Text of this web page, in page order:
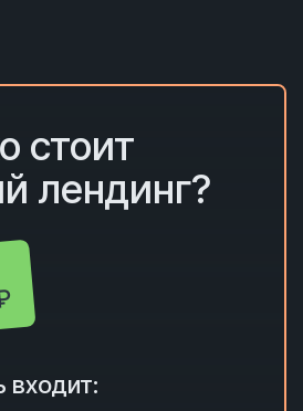
стоит
лендинг?
входит: